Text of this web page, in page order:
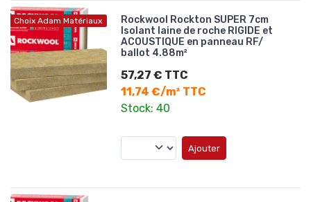
Choix Adam Matériaux
Rockwool Rockton SUPER 7cm
Isolant laine de roche RIGIDE et
ACOUSTIQUE en panneau RF/
ballot 4.88m²
57,27 € TTC
11,74 €/m² TTC
Stock: 40
Ajouter